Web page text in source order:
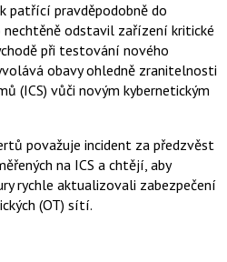
patřící pravděpodobně do
odstavil zařízení kritické
při testování nového
obavy ohledně zranitelnosti
(ICS) vůči novým kybernetickým
považuje incident za předzvěst
na ICS a chtějí, aby
rychle aktualizovali zabezpečení
(OT) sítí.